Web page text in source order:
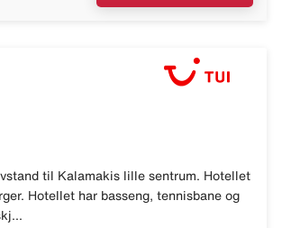
til Kalamakis lille sentrum. Hotellet
Hotellet har basseng, tennisbane og